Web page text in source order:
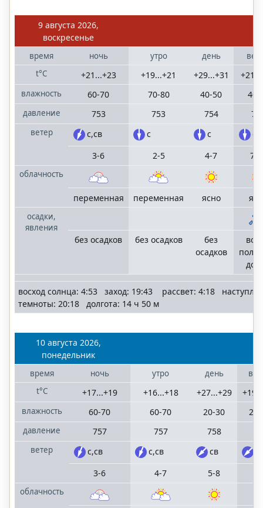
9 августа 2026,
воскресенье
время
t°C
влажность
давление
ветер
облачность
осадки,
явления
ночь
+21...+23
60-70
753
с,св
3-6
переменная
без осадков
утро
+19...+21
70-80
753
с
2-5
переменная
без осадков
день
+29...+31
40-50
754
с
4-7
ясно
без
осадков
40-
с
7-
во
восход солнца: 4:53 заход: 19:43 рассвет: 4:18
темноты: 20:18 долгота: 14 ч 50 м
10 августа 2026,
понедельник
время
t°C
влажность
давление
ветер
облачность
ночь
+17...+19
60-70
757
с,св
3-6
утро
+16...+18
60-70
757
с,св
4-7
день
+27...+29
20-30
758
св
5-8